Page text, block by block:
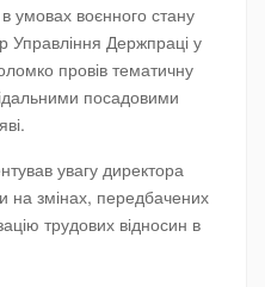
в умовах воєнного стану
Управління Держпраці у
провів тематичну
посадовими
увагу директора
на змінах, передбачених
трудових відносин в